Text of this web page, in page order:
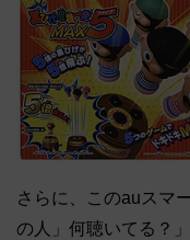
さらに、このauスマ
の人」何聴いてる？